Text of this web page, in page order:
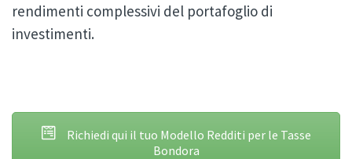
rendimenti complessivi del portafoglio di
investimenti.
Richiedi qui il tuo Modello Redditi per le Tasse
Bondora